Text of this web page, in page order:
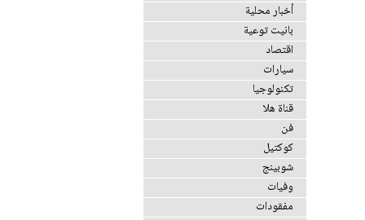
أخبار محلية
بانيت توعية
اقتصاد
سيارات
تكنولوجيا
قناة هلا
فن
كوكتيل
شوبينج
وفيات
مفقودات